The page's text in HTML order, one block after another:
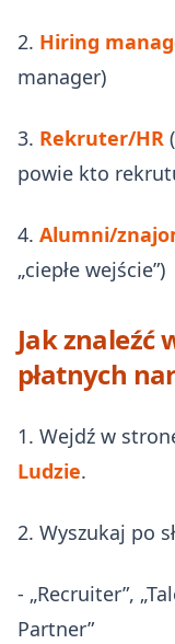
2. Hiring
manager)
3. Rekruter/HR
powie kto
4. Alumni/
„ciepłe wejście”)
Jak znaleźć
płatnych
1. Wejdź w
Ludzie.
2. Wyszukaj po
- „Recruiter”,
Partner”